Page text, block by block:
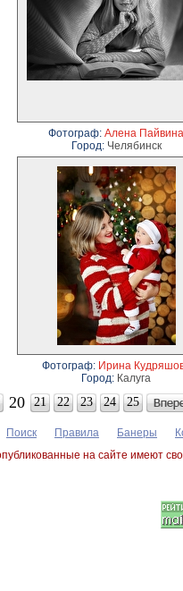
Фотограф: Алена Пайвина
Город: Челябинск
Фотограф: Ирина
Город: Калуга
20 21 22 23 24 25
Поиск Правила Банеры
на сайте имеют